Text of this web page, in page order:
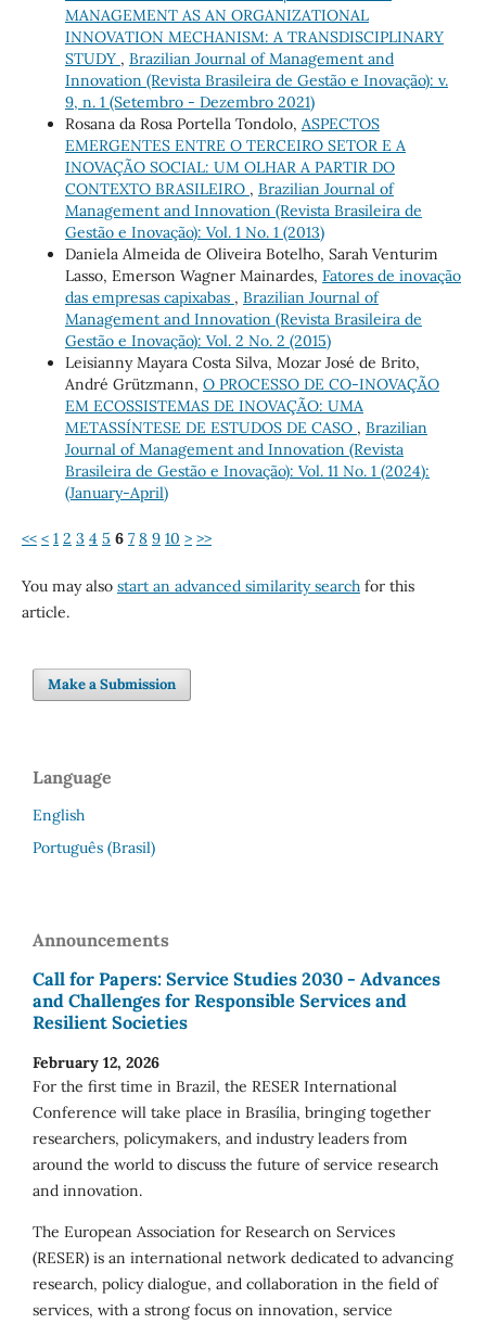
MANAGEMENT AS AN ORGANIZATIONAL
INNOVATION MECHANISM: A TRANSDISCIPLINARY
STUDY , Brazilian Journal of Management and
Innovation (Revista Brasileira de Gestão e Inovação): v.
9, n. 1 (Setembro - Dezembro 2021)
Rosana da Rosa Portella Tondolo, ASPECTOS
EMERGENTES ENTRE O TERCEIRO SETOR E A
INOVAÇÃO SOCIAL: UM OLHAR A PARTIR DO
CONTEXTO BRASILEIRO , Brazilian Journal of
Management and Innovation (Revista Brasileira de
Gestão e Inovação): Vol. 1 No. 1 (2013)
Daniela Almeida de Oliveira Botelho, Sarah Venturim
Lasso, Emerson Wagner Mainardes, Fatores de inovação
das empresas capixabas , Brazilian Journal of
Management and Innovation (Revista Brasileira de
Gestão e Inovação): Vol. 2 No. 2 (2015)
Leisianny Mayara Costa Silva, Mozar José de Brito,
André Grützmann, O PROCESSO DE CO-INOVAÇÃO
EM ECOSSISTEMAS DE INOVAÇÃO: UMA
METASSÍNTESE DE ESTUDOS DE CASO , Brazilian
Journal of Management and Innovation (Revista
Brasileira de Gestão e Inovação): Vol. 11 No. 1 (2024):
(January-April)
<< < 1 2 3 4 5 6 7 8 9 10 > >>
You may also start an advanced similarity searchfor this
article.
Make a Submission
Language
English
Português (Brasil)
Announcements
Call for Papers: Service Studies 2030 - Advances
and Challenges for Responsible Services and
Resilient Societies
February 12, 2026
For the first time in Brazil, the RESER International
Conference will take place in Brasília, bringing together
researchers, policymakers, and industry leaders from
around the world to discuss the future of service research
and innovation.
The European Association for Research on Services
(RESER) is an international network dedicated to advancing
research, policy dialogue, and collaboration in the field of
services, with a strong focus on innovation, service